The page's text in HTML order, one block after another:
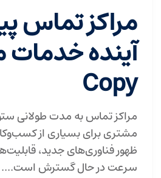
مراکز تماس
آینده
Copy
مراکز تماس به مدت طولانی
مشتری برای بسیاری از
ظهور فناوری‌های جدید،
سرعت در حال گسترش است....